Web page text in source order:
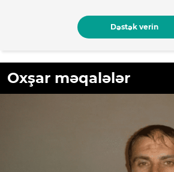
Dəstək verin
Oxşar məqalələr